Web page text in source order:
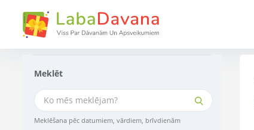
Meklēt
Meklēšana pēc datumiem, vārdiem, brīvdienām